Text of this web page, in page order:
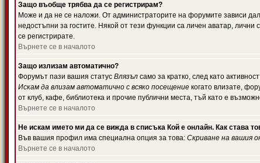
Защо въобще трябва да се регистрирам?
Може и да не се наложи. От администраторите на форумите зависи
недостъпни за гостите. Някой от тези функции са личен аватар,
се регистрирате.
Върнете се в началото
Защо излизам автоматично?
Форумът пази вашия статус Влязъл само за кратко, след като
Искам да влизам автоматично с всяко посещение когато влизате,
от клуб, кафе, библиотека и прочие публични места, тъй като е
Върнете се в началото
Не искам името ми да се вижда в списъка Кой е онлайн. Как става
Във вашия профил има специална опция за това: Скриване на вашия
Върнете се в началото